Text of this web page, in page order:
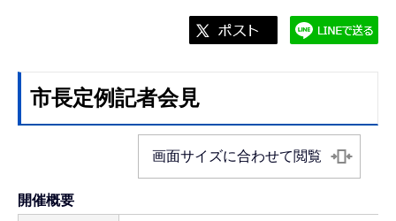
市長定例記者会見
画面サイズに合わせて閲覧
開催概要